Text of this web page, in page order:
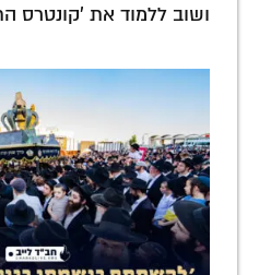
ושוב ללמוד את 'קונטרס